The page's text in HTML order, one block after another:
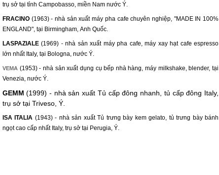
trụ sở tại tỉnh Campobasso, miền Nam nước Ý.
FRACINO (1963) - nhà sản xuất máy pha cafe chuyên nghiệp, "MADE IN 100%
ENGLAND", tại Birmingham, Anh Quốc.
LASPAZIALE (1969) - nhà sản xuất máy pha cafe, máy xay hạt cafe espresso
lớn nhất Italy, tại Bologna, nước Ý.
VEMA (1953) - nhà sản xuất dụng cụ bếp nhà hàng, máy milkshake, blender, tại
Venezia, nước Ý.
GEMM (1999) - nhà sản xuất Tủ cấp đông nhanh, tủ cấp đông Italy,
trụ sở tại Triveso, Ý.
ISA ITALIA (1943) - nhà sản xuất Tủ trưng bày kem gelato, tủ trưng bày bánh
ngọt cao cấp nhất Italy, trụ sở tại Perugia, Ý.